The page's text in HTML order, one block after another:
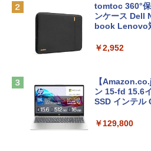
tomtoc 360°
ンケース Dell
book Lenovo
￥2,952
【
ン 15-fd 15.6
SSD インテル
￥129,800